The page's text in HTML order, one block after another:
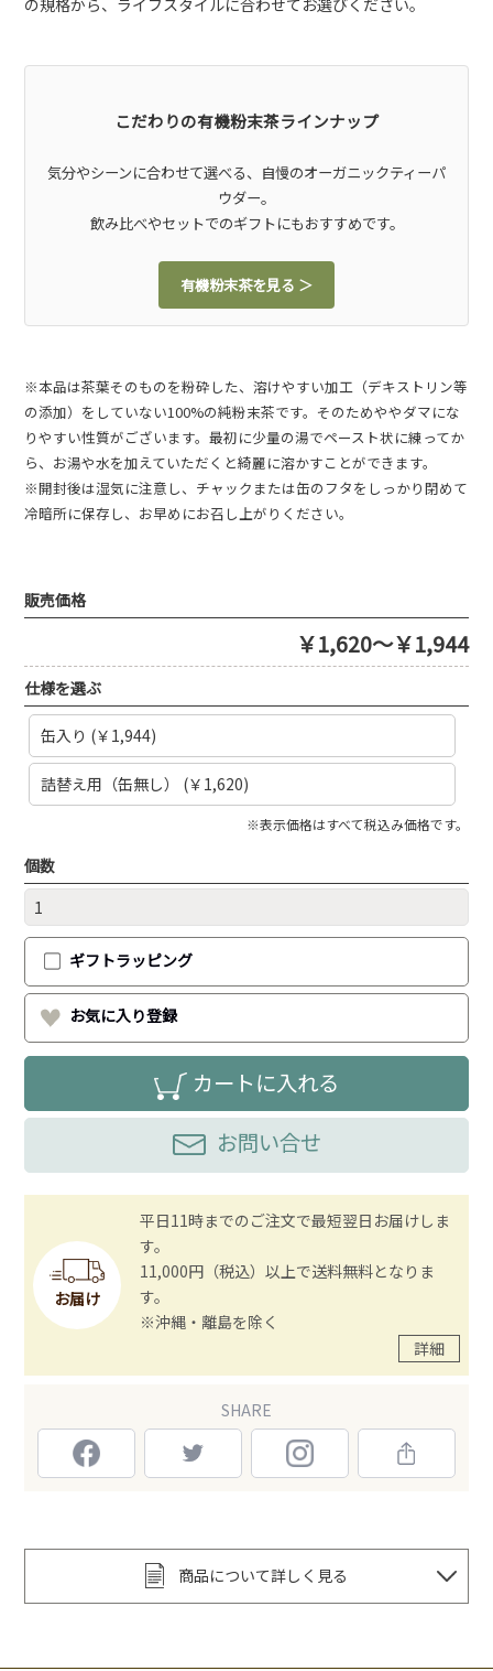
の規格から、ライフスタイルに合わせてお選びください。
こだわりの有機粉末茶ラインナップ
気分やシーンに合わせて選べる、自慢のオーガニックティーパ
ウダー。
飲み比べやセットでのギフトにもおすすめです。
有機粉末茶を見る ＞
※本品は茶葉そのものを粉砕した、溶けやすい加工（デキストリン等
の添加）をしていない100%の純粉末茶です。そのためややダマにな
りやすい性質がございます。最初に少量の湯でペースト状に練ってか
ら、お湯や水を加えていただくと綺麗に溶かすことができます。
※開封後は湿気に注意し、チャックまたは缶のフタをしっかり閉めて
冷暗所に保存し、お早めにお召し上がりください。
販売価格
￥1,620～￥1,944
仕様を選ぶ
缶入り (￥1,944)
詰替え用（缶無し） (￥1,620)
※表示価格はすべて税込み価格です。
個数
ギフトラッピング
お気に入り登録
カートに入れる
お問い合せ
お届け
平日11時までのご注文で最短翌日お届けしま
す。
11,000円（税込）以上で送料無料となりま
す。
※沖縄・離島を除く
詳細
SHARE
商品について詳しく見る